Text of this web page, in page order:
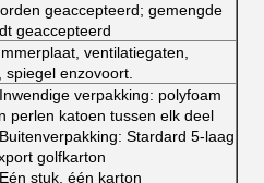
geaccepteerd; gemengde
geaccepteerd
ventilatiegaten,
spiegel enzovoort.
verpakking: polyfoam
perlen katoen tussen elk deel
Buitenverpakking: Stardard 5-laag
golfkarton
Eén stuk, één karton